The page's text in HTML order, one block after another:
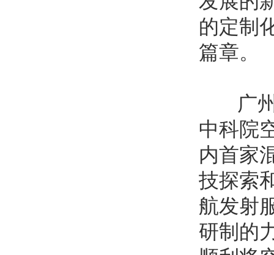
的定制
篇章。
广州
中科院
内首家
技探索
航发射
研制的